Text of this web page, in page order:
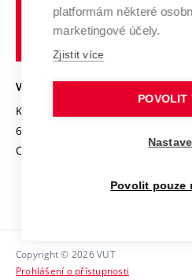
VYSOKÉ UČENÍ TECHNICKÉ V
Kolejní 2906/4
612 00 Brno
Czech Republic
Copyright © 2026 VUT
Prohlášení o přístupnosti
platformám některé
marketingové účely.
Zjistit více
POVOLIT
Povolit pouze